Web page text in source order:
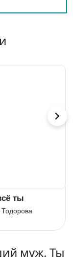
ты
муж. Ты